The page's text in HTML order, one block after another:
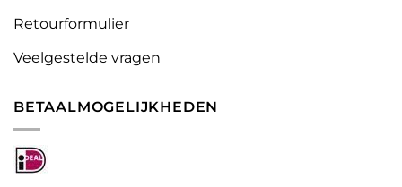
Retourformulier
Veelgestelde vragen
BETAALMOGELIJKHEDEN